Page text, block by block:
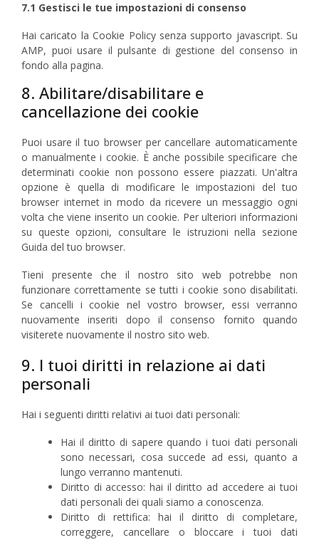
7.1 Gestisci le tue impostazioni di consenso
Hai caricato la Cookie Policy senza supporto javascript. Su
AMP, puoi usare il pulsante di gestione del consenso in
fondo alla pagina.
8. Abilitare/disabilitare e
cancellazione dei cookie
Puoi usare il tuo browser per cancellare automaticamente
o manualmente i cookie. È anche possibile specificare che
determinati cookie non possono essere piazzati. Un'altra
opzione è quella di modificare le impostazioni del tuo
browser internet in modo da ricevere un messaggio ogni
volta che viene inserito un cookie. Per ulteriori informazioni
su queste opzioni, consultare le istruzioni nella sezione
Guida del tuo browser.
Tieni presente che il nostro sito web potrebbe non
funzionare correttamente se tutti i cookie sono disabilitati.
Se cancelli i cookie nel vostro browser, essi verranno
nuovamente inseriti dopo il consenso fornito quando
visiterete nuovamente il nostro sito web.
9. I tuoi diritti in relazione ai dati
personali
Hai i seguenti diritti relativi ai tuoi dati personali:
Hai il diritto di sapere quando i tuoi dati personali
sono necessari, cosa succede ad essi, quanto a
lungo verranno mantenuti.
Diritto di accesso: hai il diritto ad accedere ai tuoi
dati personali dei quali siamo a conoscenza.
Diritto di rettifica: hai il diritto di completare,
correggere, cancellare o bloccare i tuoi dati